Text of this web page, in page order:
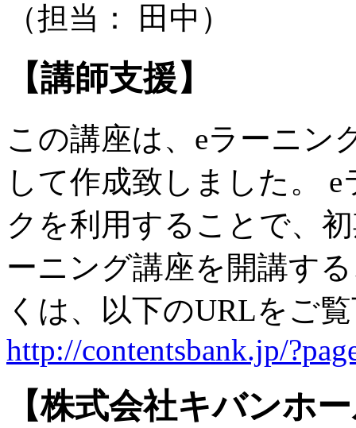
（担当： 田中）
【講師支援】
この講座は、eラーニン
して作成致しました。
クを利用することで、
ーニング講座を開講す
くは、以下のURLをご
http://contentsbank.jp/
【株式会社キバンホ